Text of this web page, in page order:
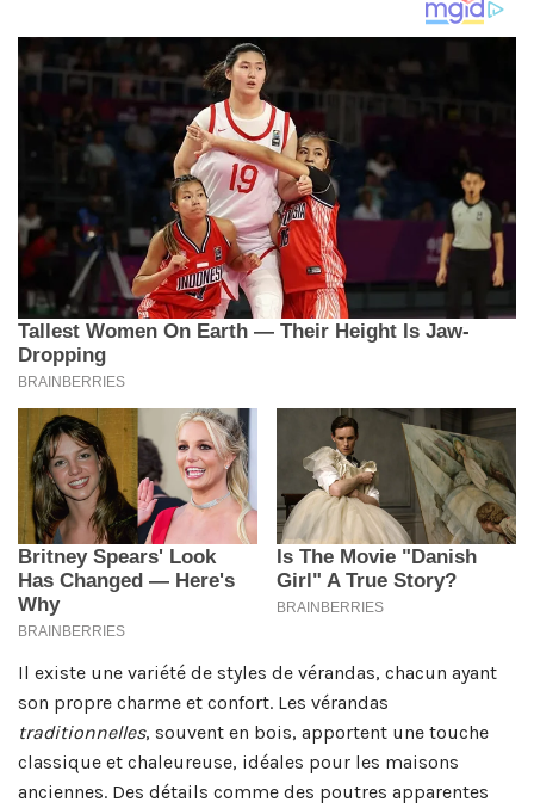
Il existe une variété de styles de vérandas, chacun ayant
son propre charme et confort. Les vérandas
traditionnelles, souvent en bois, apportent une touche
classique et chaleureuse, idéales pour les maisons
anciennes. Des détails comme des poutres apparentes